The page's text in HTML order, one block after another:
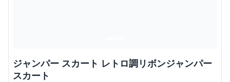
ジャンパー スカート レトロ調リボンジャンパー
スカート